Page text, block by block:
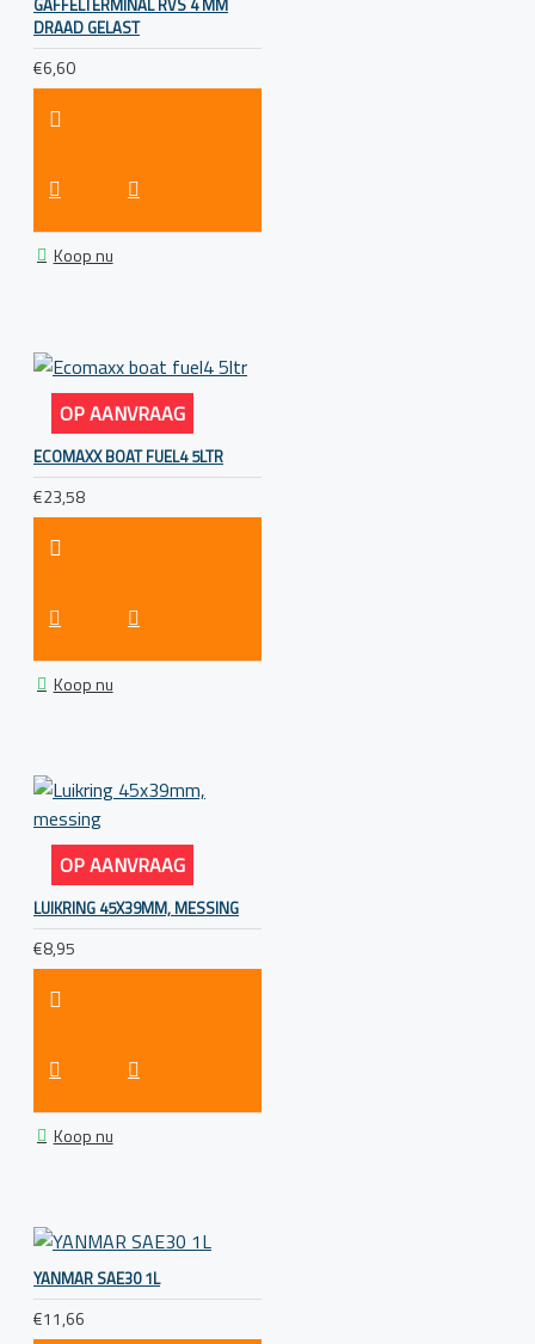
GAFFELTERMINAL RVS 4 MM
DRAAD GELAST
€6,60
Koop nu
OP AANVRAAG
ECOMAXX BOAT FUEL4 5LTR
€23,58
Koop nu
OP AANVRAAG
LUIKRING 45X39MM, MESSING
€8,95
Koop nu
YANMAR SAE30 1L
€11,66